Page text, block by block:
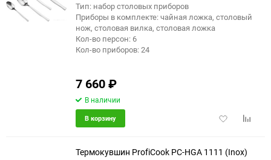
Тип: набор столовых приборов
Приборы в комплекте: чайная ложка, столовый
нож, столовая вилка, столовая ложка
Кол-во персон: 6
Кол-во приборов: 24
7 660₽
В наличии
Добавить
В корзину
Термокувшин ProfiCook PC-HGA 1111 (Inox)